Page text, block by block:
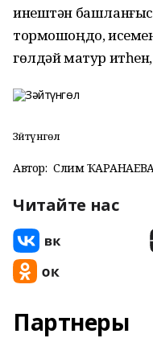
инештән башланғыс
тормошоңдо,
гөлдәй матур
Зәйтүнгөл
Автор: Сәлимә
Читайте нас
Партнеры